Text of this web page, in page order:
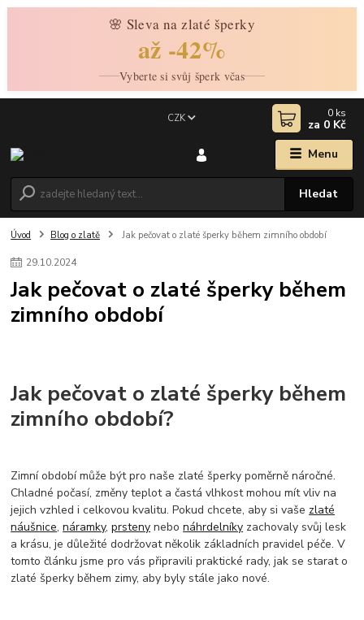
🌸 Sleva na zlaté šperky
až -42%
Vyberte si svůj šperk včas
Menu
CZK
Hledat
0 ks
za 0 Kč
Úvod Blog o zlatě Jak pečovat o zlaté šperky během zimního období
29.10.2024
Jak pečovat o zlaté šperky během
zimního období
Jak pečovat o zlaté šperky během
zimního období?
Zimní období může být pro naše zlaté šperky poměrně náročné.
Chladné počasí, změny teplot a častá vlhkost mohou mít vliv na
jejich vzhled i celkovou kvalitu. Pokud chcete, aby si vaše zlaté
náušnice,náramky,prsteny nebonáhrdelníky zachovaly svůj lesk
a krásu, je důležité dodržovat několik základních pravidel péče. V
tomto článku jsme pro vás připravili praktické rady, jak se starat o
zlaté šperky během zimy, aby byly stále jako nové.